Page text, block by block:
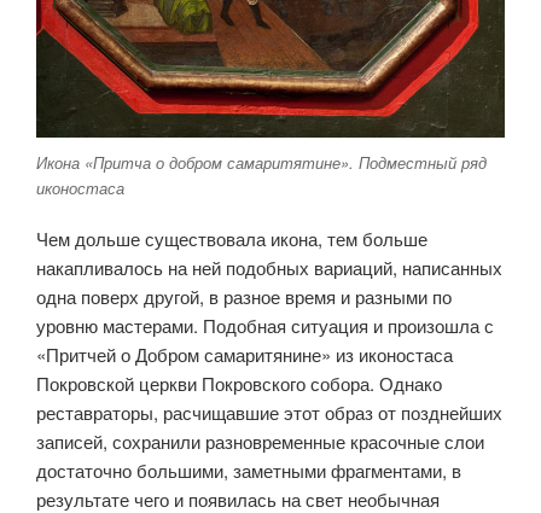
Икона «Притча о добром самаритятине». Подместный ряд
иконостаса
Чем дольше существовала икона, тем больше
накапливалось на ней подобных вариаций, написанных
одна поверх другой, в разное время и разными по
уровню мастерами. Подобная ситуация и произошла с
«Притчей о Добром самаритянине» из иконостаса
Покровской церкви Покровского собора. Однако
реставраторы, расчищавшие этот образ от позднейших
записей, сохранили разновременные красочные слои
достаточно большими, заметными фрагментами, в
результате чего и появилась на свет необычная